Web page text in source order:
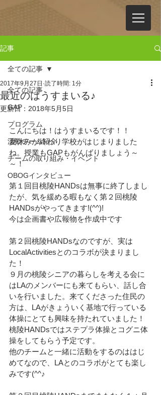
記事
全ての記事
GAP
プログラム
活動チーム紹介
チームの取り組み・イベント
OBOGインタビュー
全ての記事
最近のはうすまいる♪
2017年9月27日 読了時間: 1分
更新日： 2018年5月5日
こんにちは！はうすまいるです！！
夏休みが終わり学校がはじまりました
ね。授業もGAPもがんばりましょう～
～！
第１回目桃陵HANDsは無事に終了しまし
たが、気を緩める暇もなく第２回桃陵
HANDsがやってきます!(^^)!
今は企画書や広報物を作成中です
第２回桃陵HANDsなのですが、実は
LocalActivitiesとのコラボが決まりまし
た！
９月の桃陵シニアの暮らしを考える会に
はLAのメンバーにも来てもらい、話し合
いを行いました。来てくださった住民の
方は、LAがきょういく基地で行っている
体操にとても興味を持たれていました！
桃陵HANDsではステプラ体操とコグニ体
操をしてもらう予定です。
他のチームと一緒に活動をするのははじ
めてなので、LAとのコラボがとても楽し
みです(^^♪